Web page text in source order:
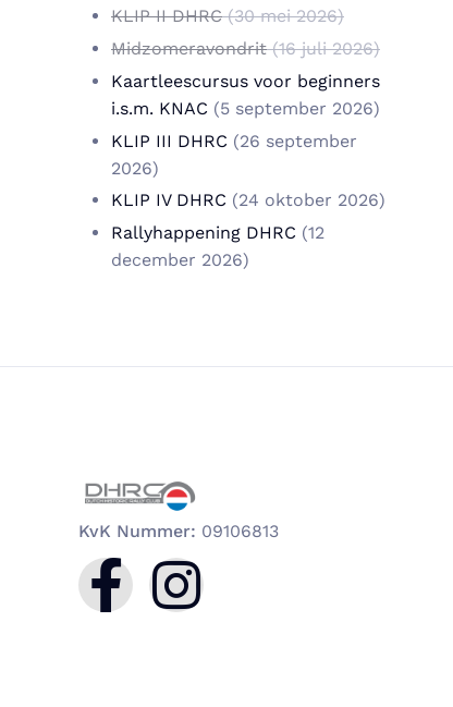
KLIP II DHRC(30 mei 2026)
Midzomeravondrit(16 juli 2026)
Kaartleescursus voor beginners
i.s.m. KNAC (5 september 2026)
KLIP III DHRC (26 september
2026)
KLIP IV DHRC (24 oktober 2026)
Rallyhappening DHRC (12
december 2026)
KvK Nummer: 09106813